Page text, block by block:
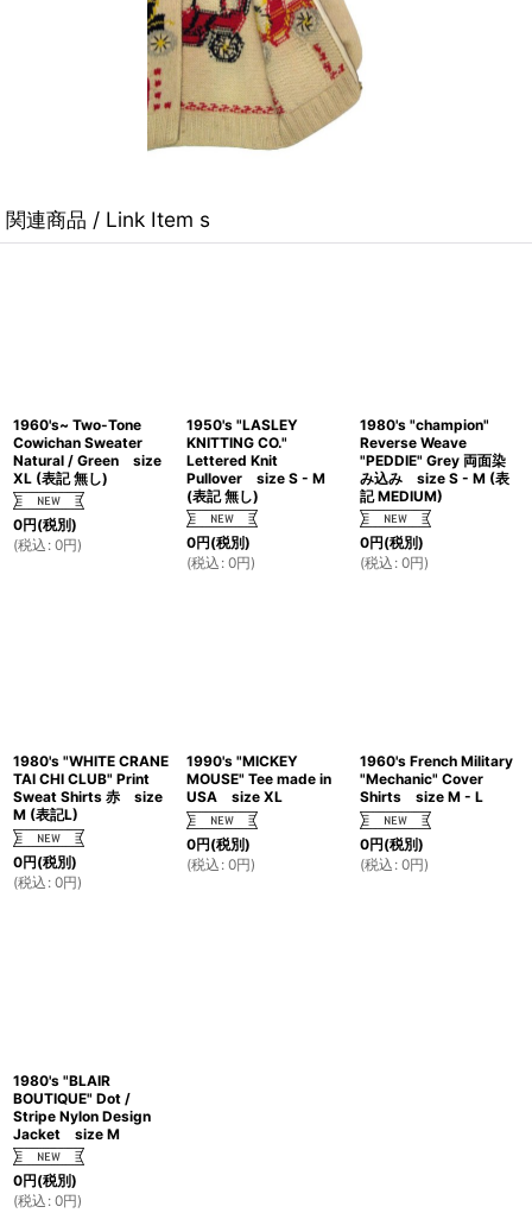
関連商品 / Link Item s
1960's~ Two-Tone
Cowichan Sweater
Natural / Green size
XL (表記 無し)
0円(税別)
(税込 : 0円)
1950's "LASLEY
KNITTING CO."
Lettered Knit
Pullover size S - M
(表記 無し)
0円(税別)
(税込 : 0円)
1980's "champion"
Reverse Weave
"PEDDIE" Grey 両面染
み込み size S - M (表
記 MEDIUM)
0円(税別)
(税込 : 0円)
1980's "WHITE CRANE
TAI CHI CLUB" Print
Sweat Shirts 赤 size
M (表記L)
0円(税別)
(税込 : 0円)
1990's "MICKEY
MOUSE" Tee made in
USA size XL
0円(税別)
(税込 : 0円)
1960's French Military
"Mechanic" Cover
Shirts size M - L
0円(税別)
(税込 : 0円)
1980's "BLAIR
BOUTIQUE" Dot /
Stripe Nylon Design
Jacket size M
0円(税別)
(税込 : 0円)